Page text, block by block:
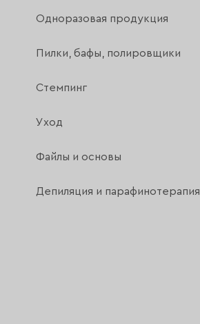
Одноразовая продукция
Пилки, бафы, полировщики
Стемпинг
Уход
Файлы и основы
Депиляция и парафинотерапия